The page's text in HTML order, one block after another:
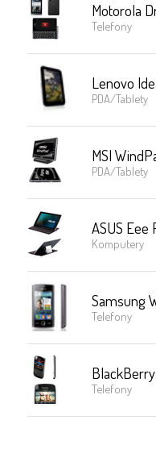
Motorola
Telefony
Lenovo
PDA/Tablety
MSI
PDA/Tablety
ASUS Eee
Komputery
Samsung
Telefony
Telefony